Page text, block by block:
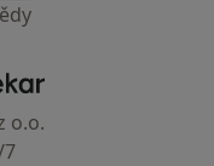
- Hlavní stránka
o.o.